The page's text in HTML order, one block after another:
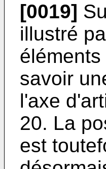
[0019]
illustré
savoir
l'axe
20. La
est